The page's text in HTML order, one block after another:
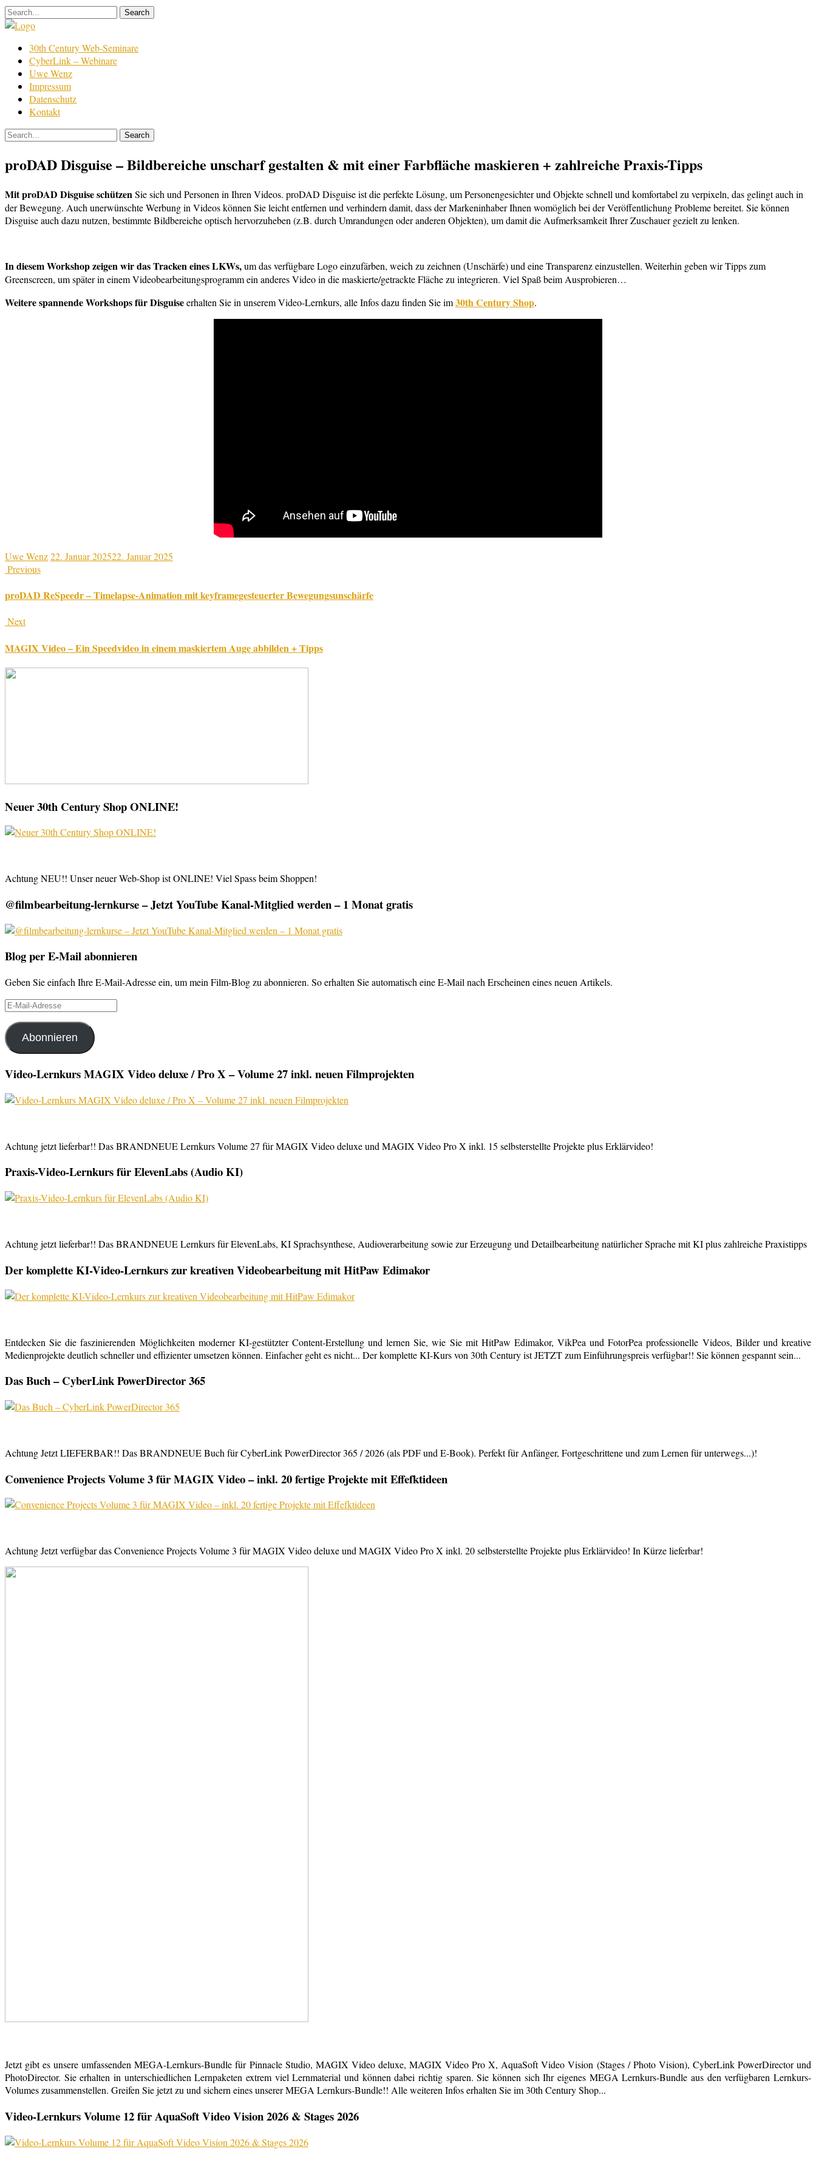
Skip
to
Film
Bearbeitung
30th Century Web-Seminare
CyberLink – Webinare
Uwe Wenz
Impressum
Datenschutz
Kontakt
proDAD Disguise – Bildbereiche unscharf gestalten & mit einer Farbfläche maskieren + zahlreiche Praxis-Tipps
Mit proDAD Disguise schützenSie sich und Personen in Ihren Videos. proDAD Disguise ist die perfekte Lösung, um Personengesichter und Objekte schnell und komfortabel zu verpixeln, das gelingt auch in
der Bewegung. Auch unerwünschte Werbung in Videos können Sie leicht entfernen und verhindern damit, dass der Markeninhaber Ihnen womöglich bei der Veröffentlichung Probleme bereitet. Sie können
Disguise auch dazu nutzen, bestimmte Bildbereiche optisch hervorzuheben (z.B. durch Umrandungen oder anderen Objekten), um damit die Aufmerksamkeit Ihrer Zuschauer gezielt zu lenken.
In diesem Workshop zeigen wir das Tracken eines LKWs,um das verfügbare Logo einzufärben, weich zu zeichnen (Unschärfe) und eine Transparenz einzustellen. Weiterhin geben wir Tipps zum
Greenscreen, um später in einem Videobearbeitungsprogramm ein anderes Video in die maskierte/getrackte Fläche zu integrieren. Viel Spaß beim Ausprobieren…
Weitere spannende Workshops für Disguiseerhalten Sie in unserem Video-Lernkurs, alle Infos dazu finden Sie im30th Century Shop.
Uwe Wenz22. Januar 202522. Januar 2025
Previous
proDAD ReSpeedr – Timelapse-Animation mit keyframegesteuerter Bewegungsunschärfe
Next
MAGIX Video – Ein Speedvideo in einem maskiertem Auge abbilden + Tipps
Neuer 30th Century Shop ONLINE!
Achtung NEU!! Unser neuer Web-Shop ist ONLINE! Viel Spass beim Shoppen!
@filmbearbeitung-lernkurse – Jetzt YouTube Kanal-Mitglied werden – 1 Monat gratis
Blog per E-Mail abonnieren
Geben Sie einfach Ihre E-Mail-Adresse ein, um mein Film-Blog zu abonnieren. So erhalten Sie automatisch eine E-Mail nach Erscheinen eines neuen Artikels.
E-
Adresse
Abonnieren
Video-Lernkurs MAGIX Video deluxe / Pro X – Volume 27 inkl. neuen Filmprojekten
Achtung jetzt lieferbar!! Das BRANDNEUE Lernkurs Volume 27 für MAGIX Video deluxe und MAGIX Video Pro X inkl. 15 selbsterstellte Projekte plus Erklärvideo!
Praxis-Video-Lernkurs für ElevenLabs (Audio KI)
Achtung jetzt lieferbar!! Das BRANDNEUE Lernkurs für ElevenLabs, KI Sprachsynthese, Audioverarbeitung sowie zur Erzeugung und Detailbearbeitung natürlicher Sprache mit KI plus zahlreiche Praxistipps
Der komplette KI-Video-Lernkurs zur kreativen Videobearbeitung mit HitPaw Edimakor
Entdecken Sie die faszinierenden Möglichkeiten moderner KI-gestützter Content-Erstellung und lernen Sie, wie Sie mit HitPaw Edimakor, VikPea und FotorPea professionelle Videos, Bilder und kreative
Medienprojekte deutlich schneller und effizienter umsetzen können. Einfacher geht es nicht... Der komplette KI-Kurs von 30th Century ist JETZT zum Einführungspreis verfügbar!! Sie können gespannt sein...
Das Buch – CyberLink PowerDirector 365
Achtung Jetzt LIEFERBAR!! Das BRANDNEUE Buch für CyberLink PowerDirector 365 / 2026 (als PDF und E-Book). Perfekt für Anfänger, Fortgeschrittene und zum Lernen für unterwegs...)!
Convenience Projects Volume 3 für MAGIX Video – inkl. 20 fertige Projekte mit Effefktideen
Achtung Jetzt verfügbar das Convenience Projects Volume 3 für MAGIX Video deluxe und MAGIX Video Pro X inkl. 20 selbsterstellte Projekte plus Erklärvideo! In Kürze lieferbar!
Jetzt gibt es unsere umfassenden MEGA-Lernkurs-Bundle für Pinnacle Studio, MAGIX Video deluxe, MAGIX Video Pro X, AquaSoft Video Vision (Stages / Photo Vision), CyberLink PowerDirector und
PhotoDirector. Sie erhalten in unterschiedlichen Lernpaketen extrem viel Lernmaterial und können dabei richtig sparen. Sie können sich Ihr eigenes MEGA Lernkurs-Bundle aus den verfügbaren Lernkurs-
Volumes zusammenstellen. Greifen Sie jetzt zu und sichern eines unserer MEGA Lernkurs-Bundle!! Alle weiteren Infos erhalten Sie im 30th Century Shop...
Video-Lernkurs Volume 12 für AquaSoft Video Vision 2026 & Stages 2026